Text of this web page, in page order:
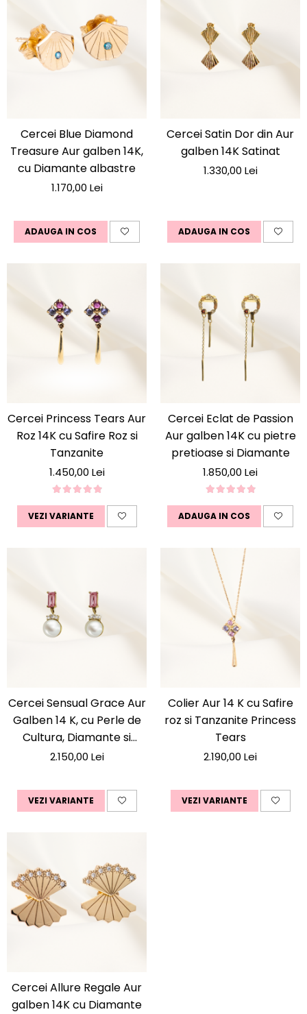
Cercei Blue Diamond
Treasure Aur galben 14K,
cu Diamante albastre
1.170,00 Lei
ADAUGA IN COS
Cercei Satin Dor din Aur
galben 14K Satinat
1.330,00 Lei
ADAUGA IN COS
Cercei Princess Tears Aur
Roz 14K cu Safire Roz si
Tanzanite
1.450,00 Lei
VEZI VARIANTE
Cercei Eclat de Passion
Aur galben 14K cu pietre
pretioase si Diamante
1.850,00 Lei
ADAUGA IN COS
Cercei Sensual Grace Aur
Galben 14 K, cu Perle de
Cultura, Diamante si
Safire Roz
2.150,00 Lei
VEZI VARIANTE
Colier Aur 14 K cu Safire
roz si Tanzanite Princess
Tears
2.190,00 Lei
VEZI VARIANTE
Cercei Allure Regale Aur
galben 14K cu Diamante